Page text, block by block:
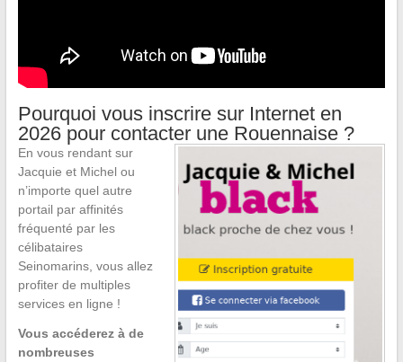
Pourquoi vous inscrire sur Internet en
2026 pour contacter une Rouennaise ?
En vous rendant sur
Jacquie et Michel ou
n’importe quel autre
portail par affinités
fréquenté par les
célibataires
Seinomarins, vous allez
profiter de multiples
services en ligne !
Vous accéderez à de
nombreuses